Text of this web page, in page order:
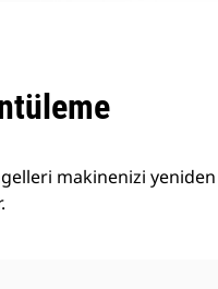
makinenizi